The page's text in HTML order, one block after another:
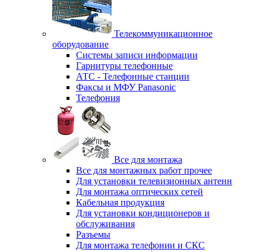
Телекоммуникационное
оборудование
Системы записи информации
Гарнитуры телефонные
АТС - Телефонные станции
Факсы и МФУ Panasonic
Телефония
Все для монтажа
Все для монтажных работ прочее
Для установки телевизионных антенн
Для монтажа оптических сетей
Кабельная продукция
Для установки кондиционеров и
обслуживания
Разъемы
Для монтажа телефонии и СКС